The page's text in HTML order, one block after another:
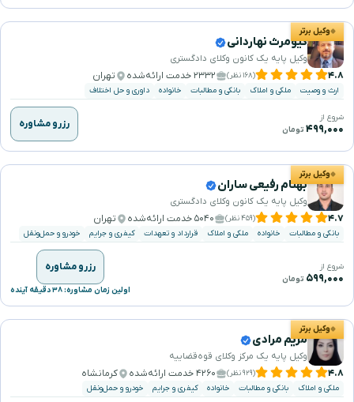
وکیل برتر
کیومرث نهاردانی
وکیل پایه یک کانون وکلای دادگستری
۴.۸ (۱۶۸ نظر) ۲۳۳۲ خدمت ارائه‌شده تهران
ارث و وصیت ملکی و املاک بانکی و مطالبات خانواده داوری و حل اختلاف
شروع از
۴۹۹,۰۰۰ تومان رزرو مشاوره
وکیل برتر
بهنام رفیعی ساران
وکیل پایه یک کانون وکلای دادگستری
۴.۷ (۴۵۹ نظر) ۵۰۴۰ خدمت ارائه‌شده تهران
بانکی و مطالبات خانواده ملکی و املاک قرارداد و تعهدات کیفری و جرایم خودرو و حمل‌ونقل
شروع از
۵۹۹,۰۰۰ تومان
رزرو مشاوره
اولین زمان مشاوره: ۳۸ دقیقه آینده
وکیل برتر
مریم مرادی
وکیل پایه یک مرکز وکلای قوه‌قضاییه
۴.۸ (۹۲۹ نظر) ۴۲۶۰ خدمت ارائه‌شده کرمانشاه
ملکی و املاک بانکی و مطالبات خانواده کیفری و جرایم خودرو و حمل‌ونقل